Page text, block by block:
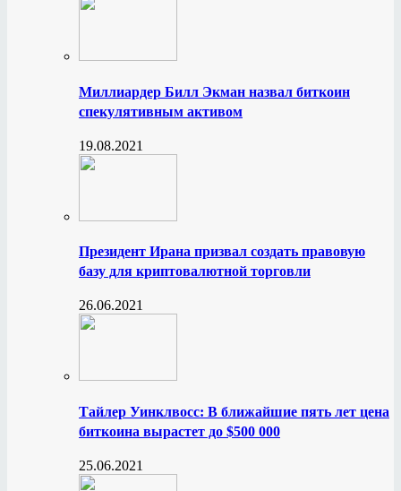
Миллиардер Билл Экман назвал биткоин
спекулятивным активом
19.08.2021
Президент Ирана призвал создать правовую
базу для криптовалютной торговли
26.06.2021
Тайлер Уинклвосс: В ближайшие пять лет цена
биткоина вырастет до $500 000
25.06.2021